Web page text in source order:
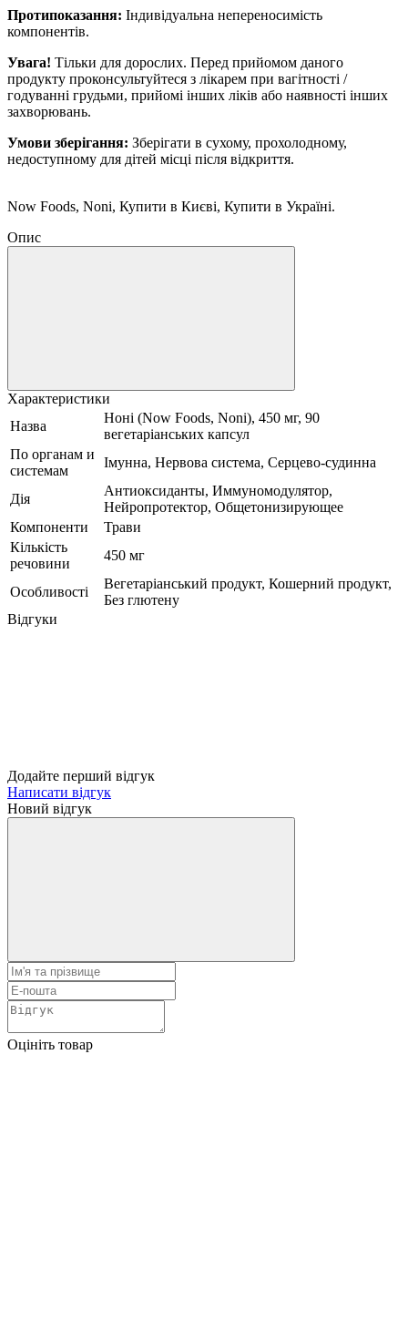
Протипоказання: Індивідуальна непереносимість
компонентів.
Увага! Тільки для дорослих. Перед прийомом даного
продукту проконсультуйтеся з лікарем при вагітності /
годуванні грудьми, прийомі інших ліків або наявності інших
захворювань.
Умови зберігання: Зберігати в сухому, прохолодному,
недоступному для дітей місці після відкриття.
Now Foods, Noni, Купити в Києві, Купити в Україні.
Опис
Характеристики
Назва
Ноні (Now Foods, Noni), 450 мг, 90
вегетаріанських капсул
По органам и
системам
Імунна, Нервова система, Серцево-судинна
Дія
Антиоксиданты, Иммуномодулятор,
Нейропротектор, Общетонизирующее
Компоненти
Трави
Кількість
речовини
450 мг
Особливості
Вегетаріанський продукт, Кошерний продукт,
Без глютену
Відгуки
Додайте перший відгук
Написати відгук
Новий відгук
Оцініть товар